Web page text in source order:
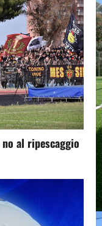
al ripescaggio